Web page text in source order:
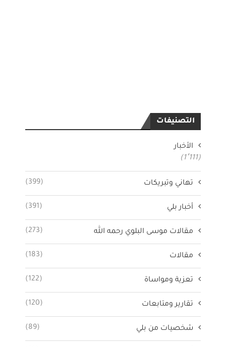
التصنيفات
الأخبار
(1٬111)
تهاني وتبريكات (399)
أخبار بلي (391)
مقالات موسى البلوي رحمه الله (273)
مقالات (183)
تعزية ومواساة (122)
تقارير ومتابعات (120)
شخصيات من بلي (89)